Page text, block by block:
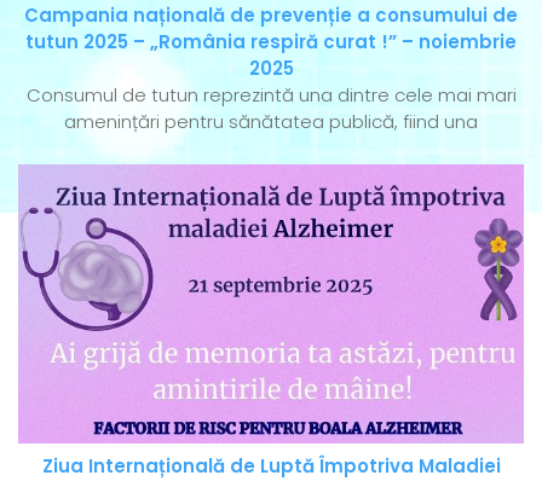
Campania națională de prevenție a consumului de
tutun 2025 – „România respiră curat !” – noiembrie
2025
Consumul de tutun reprezintă una dintre cele mai mari
amenințări pentru sănătatea publică, fiind una
Ziua Internațională de Luptă Împotriva Maladiei